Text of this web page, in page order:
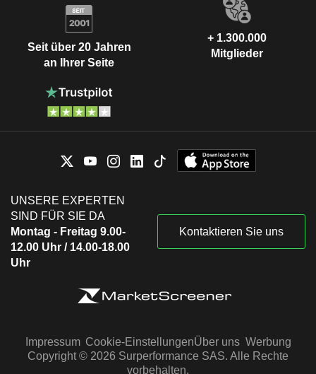
Seit über 20 Jahren
an Ihrer Seite
+ 1.300.000
Mitglieder
UNSERE EXPERTEN
SIND FÜR SIE DA
Montag - Freitag 9.00-
12.00 Uhr / 14.00-18.00
Uhr
Kontaktieren Sie uns
Impressum Cookie-EinstellungenÜber uns Werbung
Copyright © 2026 Surperformance SAS. Alle Rechte
vorbehalten.